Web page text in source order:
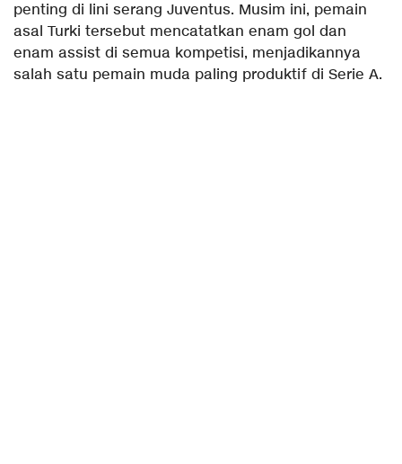
penting di lini serang Juventus. Musim ini, pemain
asal Turki tersebut mencatatkan enam gol dan
enam assist di semua kompetisi, menjadikannya
salah satu pemain muda paling produktif di Serie A.